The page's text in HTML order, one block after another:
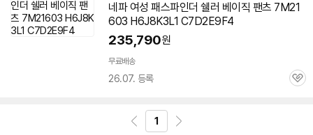
네파 여성 패스파인더 쉘러 베이직 팬츠 7M21
603 H6J8K3L1 C7D2E9F4
235,790원
무료배송
26.07. 등록
관
1